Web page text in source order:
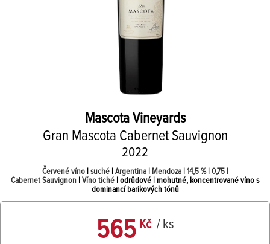
Mascota Vineyards
Gran Mascota Cabernet Sauvignon
2022
Červené víno suché Argentina| Mendoza| 14,5 % 0,75 l
Cabernet Sauvignon
Víno tiché
| odrůdové | mohutné, koncentrované víno s
dominancí barikových tónů
565 Kč / ks